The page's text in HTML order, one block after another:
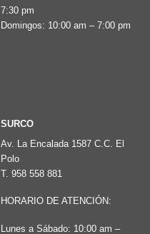
7:30 pm
Domingos: 10:00 am – 7:00 pm
SURCO
Av. La Encalada 1587 C.C. El
Polo
T. 958 558 881
HORARIO DE ATENCIÓN:
Lunes a Sábado: 10:00 am –